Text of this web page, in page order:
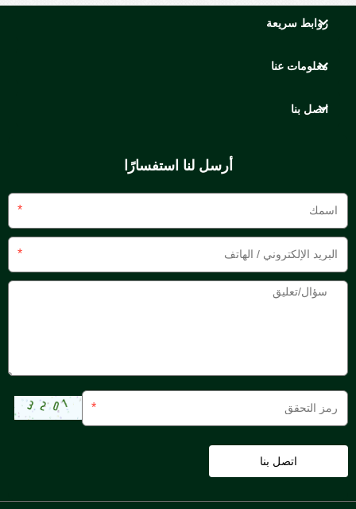
روابط سريعة
معلومات عنا
اتصل بنا
أرسل لنا استفسارًا
*
*
*